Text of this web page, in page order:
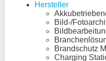
Hersteller
Bild-/
Brandschutz
Charging